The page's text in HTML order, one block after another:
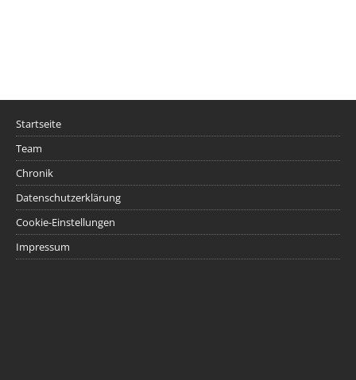
Startseite
Team
Chronik
Datenschutzerklärung
Cookie-Einstellungen
Impressum